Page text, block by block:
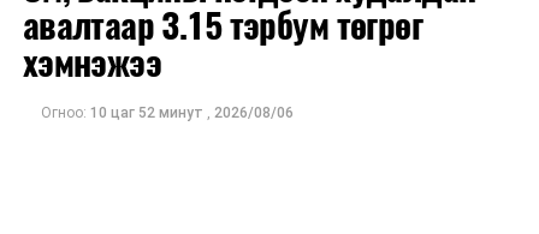
авалтаар 3.15 тэрбум төгрөг
хэмнэжээ
Огноо: 10 цаг 52 минут , 2026/08/06